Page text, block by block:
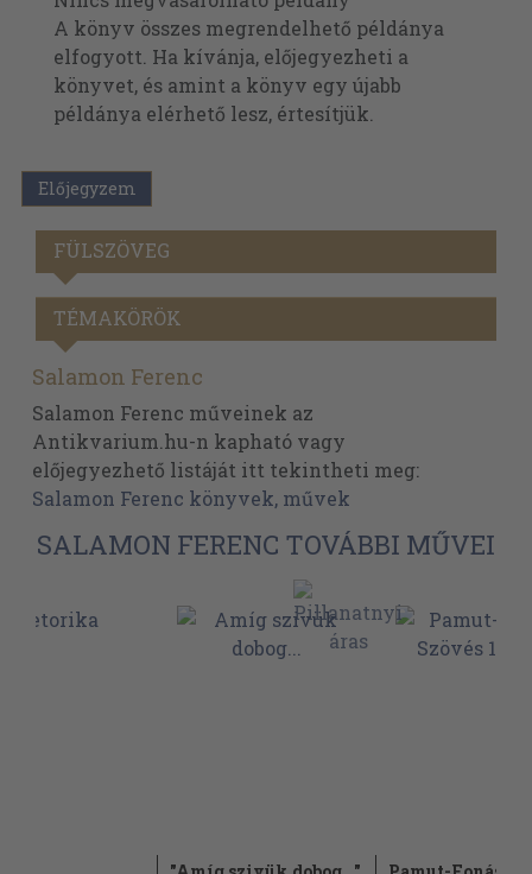
A könyv összes megrendelhető példánya
elfogyott. Ha kívánja, előjegyezheti a
könyvet, és amint a könyv egy újabb
példánya elérhető lesz, értesítjük.
Előjegyzem
FÜLSZÖVEG
TÉMAKÖRÖK
Salamon Ferenc
Salamon Ferenc műveinek az
Antikvarium.hu-n kapható vagy
előjegyezhető listáját itt tekintheti meg:
Salamon Ferenc könyvek, művek
SALAMON FERENC TOVÁBBI MŰVEI